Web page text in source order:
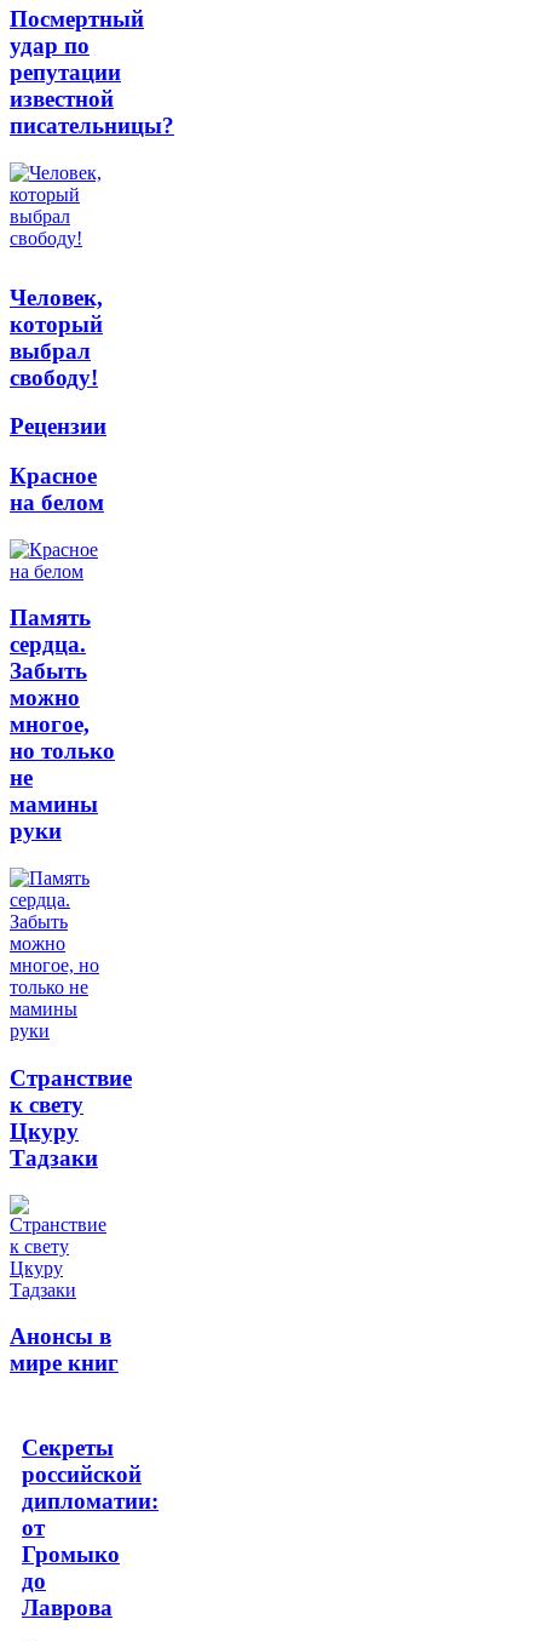
Посмертный
удар по
репутации
известной
писательницы?
Человек,
который
выбрал
свободу!
Рецензии
Красное
на белом
Память
сердца.
Забыть
можно
многое,
но только
не
мамины
руки
Странствие
к свету
Цкуру
Тадзаки
Анонсы в
мире книг
Секреты
российской
дипломатии:
от
Громыко
до
Лаврова